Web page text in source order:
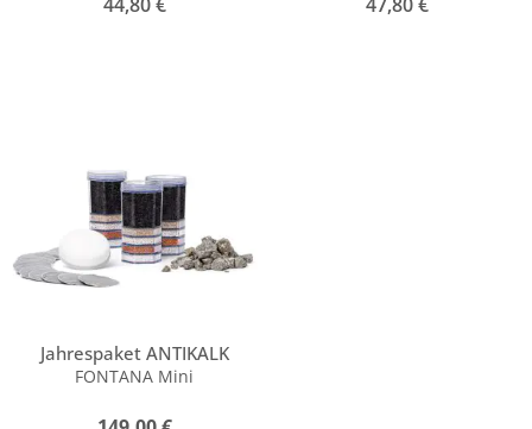
Jahrespaket ANTIKALK
FONTANA Mini